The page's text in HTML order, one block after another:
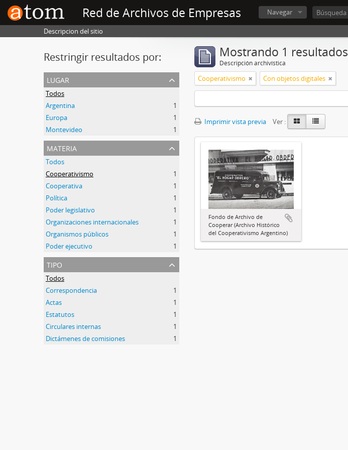
Red de Archivos de Empresas Navegar
Descripcion del sitio
Restringir resultados por:
lugar
Todos
Argentina
1
Europa
1
Montevideo
1
materia
Todos
Cooperativismo
1
Cooperativa
1
Política
1
Poder legislativo
1
Organizaciones internacionales
1
Organismos públicos
1
Poder ejecutivo
1
tipo
Todos
Correspondencia
1
Actas
1
Estatutos
1
Circulares internas
1
Dictámenes de comisiones
1
Mostrando 1 resultados
Descripción archivística
Cooperativismo Con objetos digitales
Imprimir vista previa Ver :
Fondo de Archivo de
Cooperar (Archivo Histórico
del Cooperativismo Argentino)